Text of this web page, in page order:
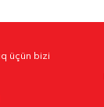
üçün bizi